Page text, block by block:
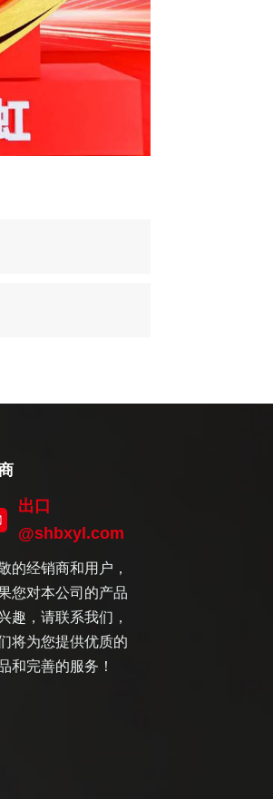
出口
@shbxyl.com
的经销商和用户，
您对本公司的产品
趣，请联系我们，
将为您提供优质的
和完善的服务！